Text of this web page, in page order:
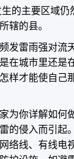
的主要区域
辖的县。
发雷雨强对流
在城市里还是
样才能使自己
为你详解如何
的侵入而引起
络线、有线电